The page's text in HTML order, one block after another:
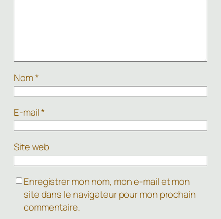
Nom*
E-mail*
Site web
Enregistrer mon nom, mon e-mail et mon
site dans le navigateur pour mon prochain
commentaire.